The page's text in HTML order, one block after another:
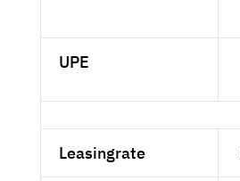
UPE
Leasingrate